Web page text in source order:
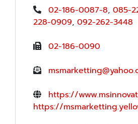
02-186-0087-8, 085-
228-0909, 092-262-3448
02-186-0090
https://
https://